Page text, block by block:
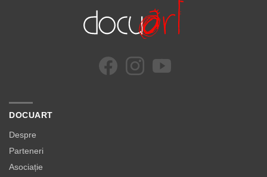
DOCUART
Despre
Parteneri
Asociație